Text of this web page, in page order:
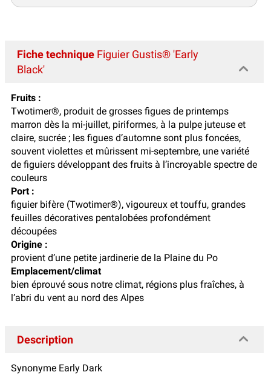
Fiche technique Figuier Gustis® 'Early
Black'
Fruits :
Twotimer®, produit de grosses figues de printemps
marron dès la mi-juillet, piriformes, à la pulpe juteuse et
claire, sucrée ; les figues d’automne sont plus foncées,
souvent violettes et mûrissent mi-septembre, une variété
de figuiers développant des fruits à l’incroyable spectre de
couleurs
Port :
figuier bifère (Twotimer®), vigoureux et touffu, grandes
feuilles décoratives pentalobées profondément
découpées
Origine :
provient d’une petite jardinerie de la Plaine du Po
Emplacement/climat
bien éprouvé sous notre climat, régions plus fraîches, à
l’abri du vent au nord des Alpes
Description
Synonyme Early Dark